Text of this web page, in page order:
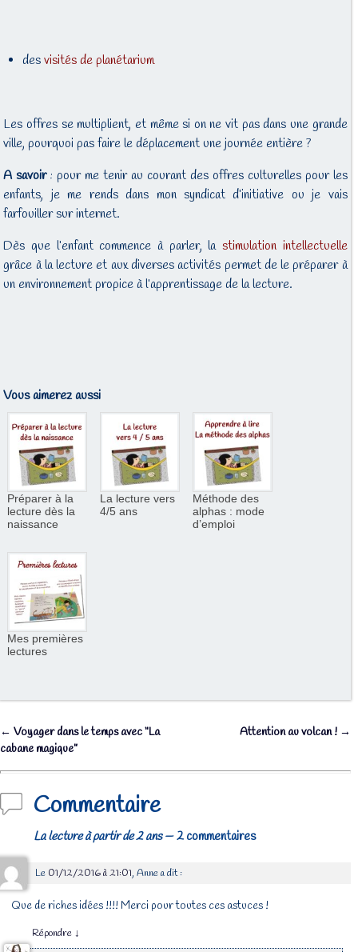
desvisités de planétarium
Les offres se multiplient, et même si on ne vit pas dans une grande
ville, pourquoi pas faire le déplacement une journée entière ?
A savoir: pour me tenir au courant des offres culturelles pour les
enfants, je me rends dans mon syndicat d’initiative ou je vais
farfouiller sur internet.
Dès que l’enfant commence à parler, lastimulation intellectuelle
grâce à la lecture et aux diverses activités permet de le préparer à
un environnement propice à l’apprentissage de la lecture.
Vous aimerez aussi
Préparer à la
lecture dès la
naissance
La lecture vers
4/5 ans
Méthode des
alphas : mode
d’emploi
Mes premières
lectures
Navigation des articles
← Voyager dans le temps avec “La
cabane magique”
Attention au volcan ! →
Commentaire
La lecture à partir de 2 ans— 2 commentaires
Le 01/12/2016 à 21:01, Annea dit :
Que de riches idées !!!! Merci pour toutes ces astuces !
Répondre ↓